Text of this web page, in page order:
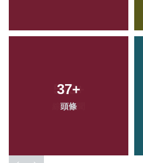
37+
頭條